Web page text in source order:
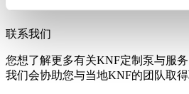
联系我们
您想了解更多有关KNF定制泵与服
我们会协助您与当地KNF的团队取得